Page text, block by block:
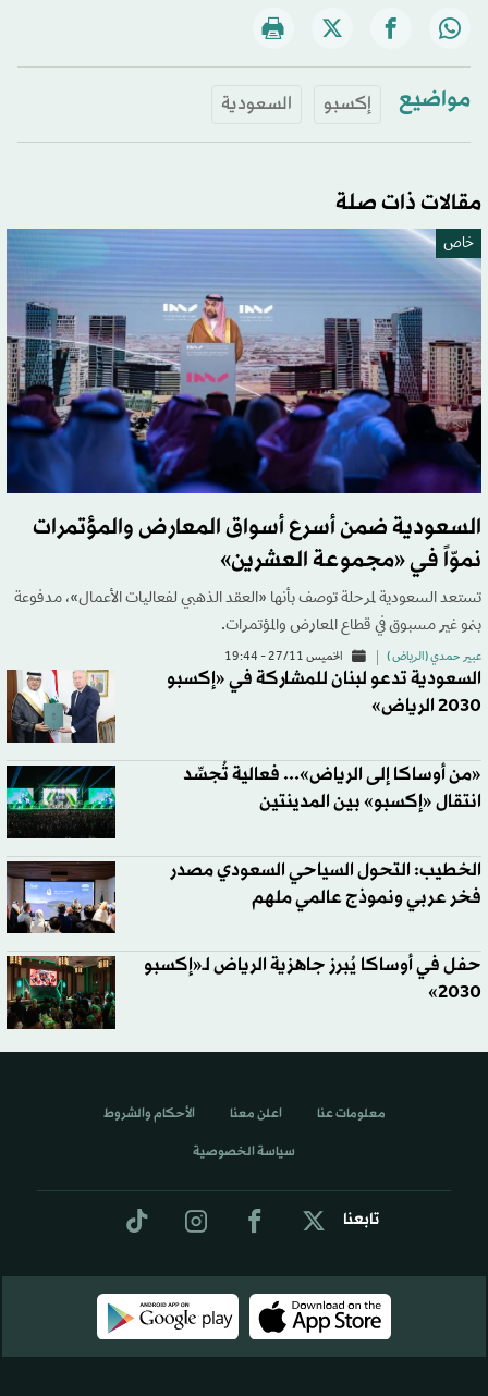
مواضيع إكسبو السعودية
مقالات ذات صلة
خاص
السعودية ضمن أسرع أسواق المعارض والمؤتمرات
نموّاً في «مجموعة العشرين»
تستعد السعودية لمرحلة توصف بأنها «العقد الذهبي لفعاليات الأعمال»، مدفوعة
بنمو غير مسبوق في قطاع المعارض والمؤتمرات.
عبير حمدي (الرياض ) الخميس 27/11 - 19:44
السعودية تدعو لبنان للمشاركة في «إكسبو
2030 الرياض»
«من أوساكا إلى الرياض»... فعالية تُجسِّد
انتقال «إكسبو» بين المدينتين
الخطيب: التحول السياحي السعودي مصدر
فخر عربي ونموذج عالمي ملهم
حفل في أوساكا يُبرز جاهزية الرياض لـ«إكسبو
2030»
تابعنا
معلومات عنا اعلن معنا الأحكام والشروط
سياسة الخصوصية